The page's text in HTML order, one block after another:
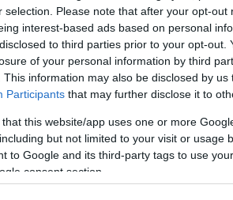
selection. Please note that after your opt-out
interest-based ads based on personal
to third parties prior to your opt-out.
of your personal information by third
This information may also be disclosed by
Participants that may further disclose it to
that this website/app uses one or more
but not limited to your visit or usage
to Google and its third-party tags to use
consent section.
Του Νίκου
info@eurohoops.net
Ήττα… σοκ για τηνΑρμάνι
Μιλάνο, καθώς δεν τα
κόντρα στηνΝτερτόνα(71-
πρεμιέρα του ιταλικού
πρωταθλήματος. Τραυματίας
Τζος Νίμπο, ο οποίος θα